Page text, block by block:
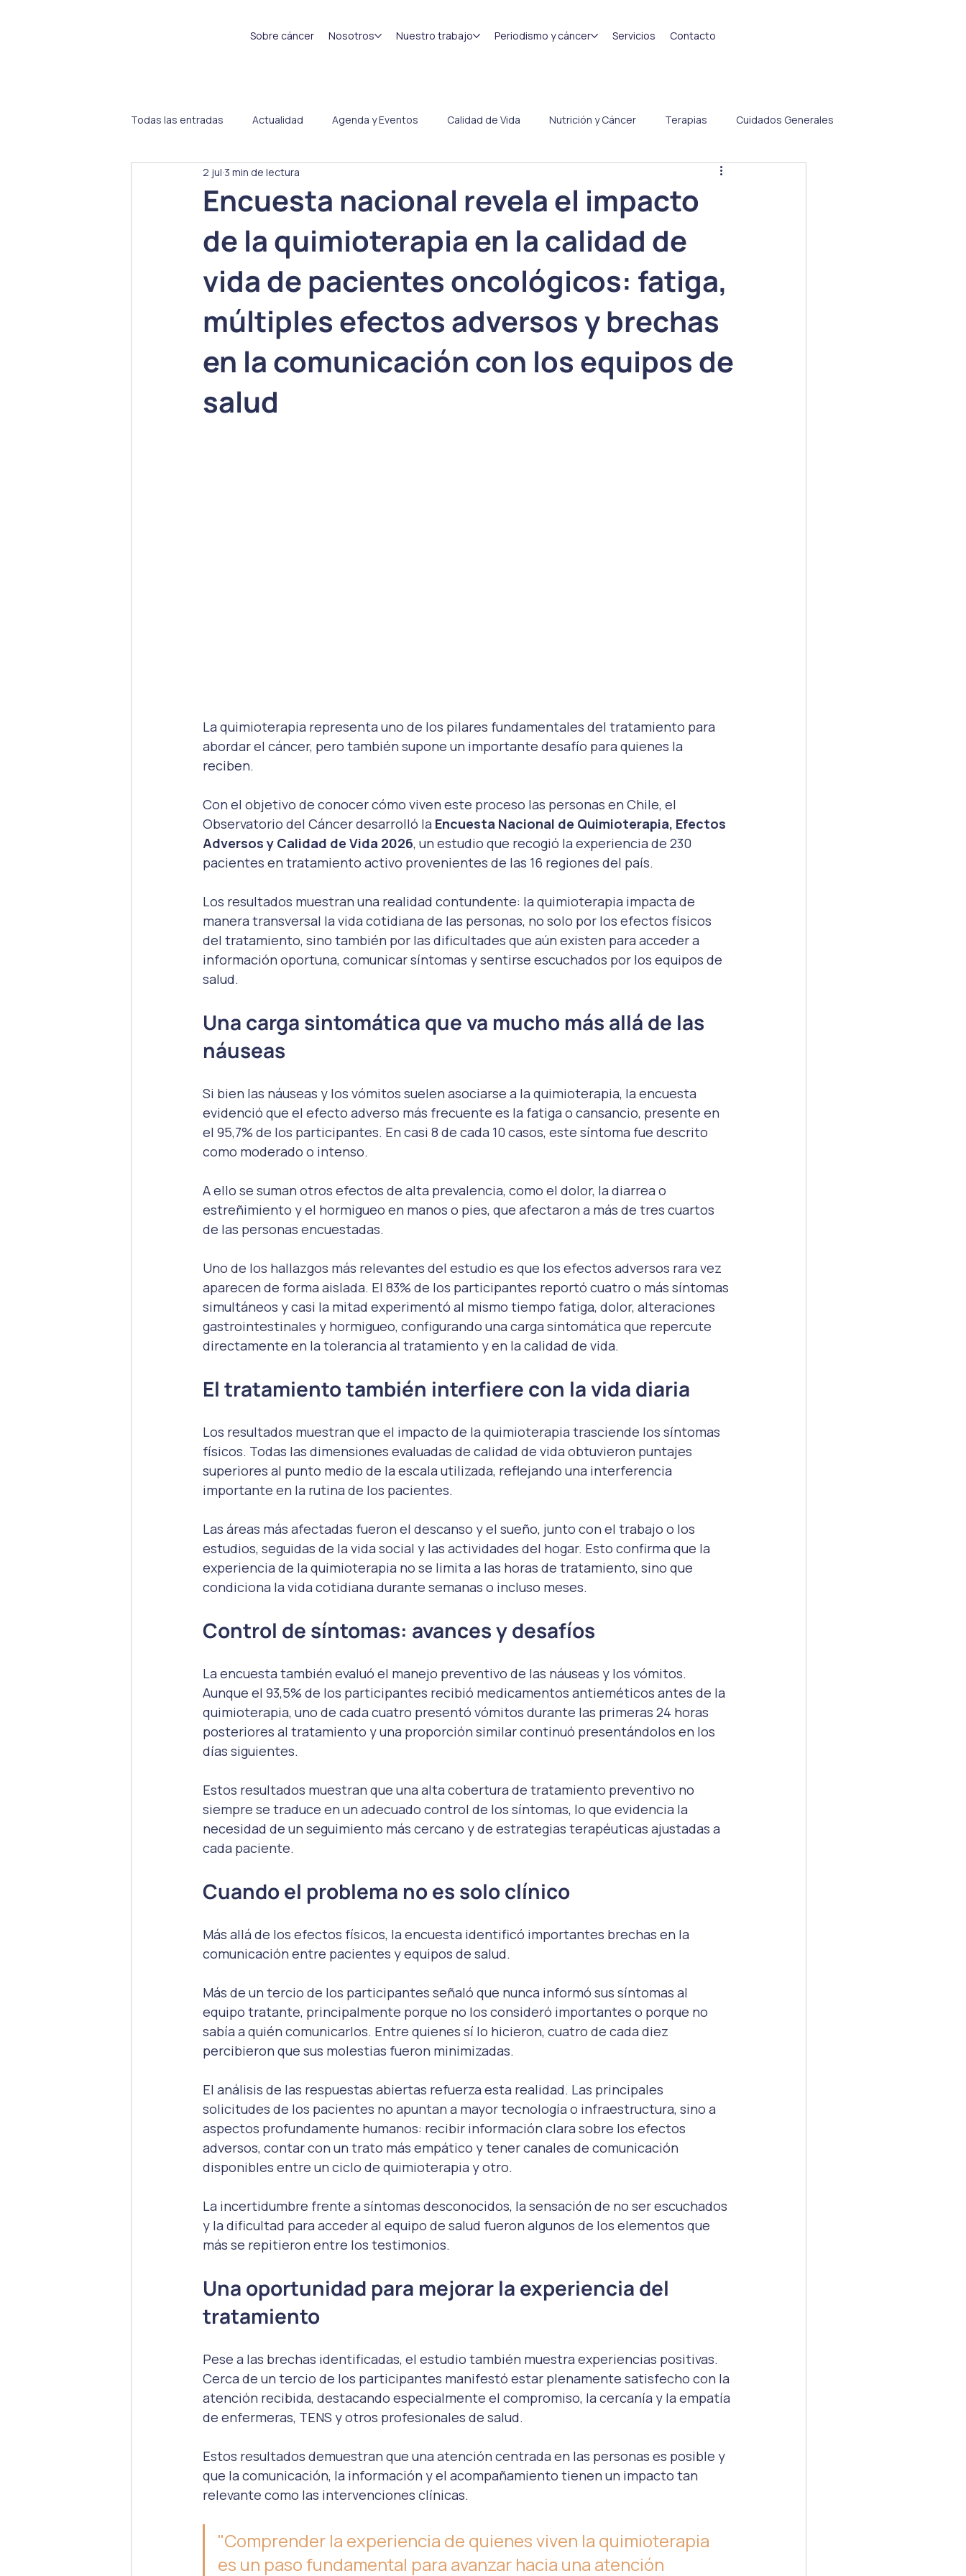
Sobre cáncer Nosotros Nuestro trabajo Periodismo y cáncer Servicios Contacto
Todas las entradas Actualidad Agenda y Eventos Calidad de Vida Nutrición y Cáncer Terapias Cuidados Generales
Sin categoría Proyectos
Encuesta nacional revela el impacto
de la quimioterapia en la calidad de
vida de pacientes oncológicos: fatiga,
múltiples efectos adversos y brechas
en la comunicación con los equipos de
salud
2 jul 3 min de lectura
La quimioterapia representa uno de los pilares fundamentales del tratamiento para
abordar el cáncer, pero también supone un importante desafío para quienes la
reciben.
Con el objetivo de conocer cómo viven este proceso las personas en Chile, el
Observatorio del Cáncer desarrolló la Encuesta Nacional de Quimioterapia, Efectos
Adversos y Calidad de Vida 2026, un estudio que recogió la experiencia de 230
pacientes en tratamiento activo provenientes de las 16 regiones del país.
Los resultados muestran una realidad contundente: la quimioterapia impacta de
manera transversal la vida cotidiana de las personas, no solo por los efectos físicos
del tratamiento, sino también por las dificultades que aún existen para acceder a
información oportuna, comunicar síntomas y sentirse escuchados por los equipos de
salud.
Una carga sintomática que va mucho más allá de las
náuseas
Si bien las náuseas y los vómitos suelen asociarse a la quimioterapia, la encuesta
evidenció que el efecto adverso más frecuente es la fatiga o cansancio, presente en
el 95,7% de los participantes. En casi 8 de cada 10 casos, este síntoma fue descrito
como moderado o intenso.
A ello se suman otros efectos de alta prevalencia, como el dolor, la diarrea o
estreñimiento y el hormigueo en manos o pies, que afectaron a más de tres cuartos
de las personas encuestadas.
Uno de los hallazgos más relevantes del estudio es que los efectos adversos rara vez
aparecen de forma aislada. El 83% de los participantes reportó cuatro o más síntomas
simultáneos y casi la mitad experimentó al mismo tiempo fatiga, dolor, alteraciones
gastrointestinales y hormigueo, configurando una carga sintomática que repercute
directamente en la tolerancia al tratamiento y en la calidad de vida.
El tratamiento también interfiere con la vida diaria
Los resultados muestran que el impacto de la quimioterapia trasciende los síntomas
físicos. Todas las dimensiones evaluadas de calidad de vida obtuvieron puntajes
superiores al punto medio de la escala utilizada, reflejando una interferencia
importante en la rutina de los pacientes.
Las áreas más afectadas fueron el descanso y el sueño, junto con el trabajo o los
estudios, seguidas de la vida social y las actividades del hogar. Esto confirma que la
experiencia de la quimioterapia no se limita a las horas de tratamiento, sino que
condiciona la vida cotidiana durante semanas o incluso meses.
Control de síntomas: avances y desafíos
La encuesta también evaluó el manejo preventivo de las náuseas y los vómitos.
Aunque el 93,5% de los participantes recibió medicamentos antieméticos antes de la
quimioterapia, uno de cada cuatro presentó vómitos durante las primeras 24 horas
posteriores al tratamiento y una proporción similar continuó presentándolos en los
días siguientes.
Estos resultados muestran que una alta cobertura de tratamiento preventivo no
siempre se traduce en un adecuado control de los síntomas, lo que evidencia la
necesidad de un seguimiento más cercano y de estrategias terapéuticas ajustadas a
cada paciente.
Cuando el problema no es solo clínico
Más allá de los efectos físicos, la encuesta identificó importantes brechas en la
comunicación entre pacientes y equipos de salud.
Más de un tercio de los participantes señaló que nunca informó sus síntomas al
equipo tratante, principalmente porque no los consideró importantes o porque no
sabía a quién comunicarlos. Entre quienes sí lo hicieron, cuatro de cada diez
percibieron que sus molestias fueron minimizadas.
El análisis de las respuestas abiertas refuerza esta realidad. Las principales
solicitudes de los pacientes no apuntan a mayor tecnología o infraestructura, sino a
aspectos profundamente humanos: recibir información clara sobre los efectos
adversos, contar con un trato más empático y tener canales de comunicación
disponibles entre un ciclo de quimioterapia y otro.
La incertidumbre frente a síntomas desconocidos, la sensación de no ser escuchados
y la dificultad para acceder al equipo de salud fueron algunos de los elementos que
más se repitieron entre los testimonios.
Una oportunidad para mejorar la experiencia del
tratamiento
Pese a las brechas identificadas, el estudio también muestra experiencias positivas.
Cerca de un tercio de los participantes manifestó estar plenamente satisfecho con la
atención recibida, destacando especialmente el compromiso, la cercanía y la empatía
de enfermeras, TENS y otros profesionales de salud.
Estos resultados demuestran que una atención centrada en las personas es posible y
que la comunicación, la información y el acompañamiento tienen un impacto tan
relevante como las intervenciones clínicas.
"Comprender la experiencia de quienes viven la quimioterapia
es un paso fundamental para avanzar hacia una atención